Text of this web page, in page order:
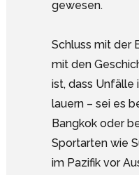
gewesen.
Schluss mit der
mit den
ist, dass Unfälle
lauern – sei es
Bangkok oder
Sportarten wie
im Pazifik vor